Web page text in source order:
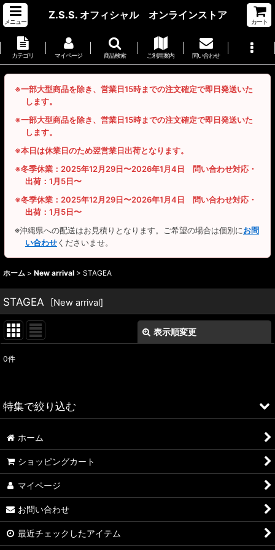
メニュー
Z.S.S. オフィシャル オンラインストア
カート
カテゴリ マイページ 商品検索 ご利用案内 問い合わせ
※一部大型商品を除き、営業日15時までの注文確定で即日発送いた
します。
※一部大型商品を除き、営業日15時までの注文確定で即日発送いた
します。
※本日は休業日のため翌営業日出荷となります。
※冬季休業：2025年12月29日〜2026年1月4日 問い合わせ対応・
出荷：1月5日〜
※冬季休業：2025年12月29日〜2026年1月4日 問い合わせ対応・
出荷：1月5日〜
※沖縄県への配送はお見積りとなります。ご希望の場合は個別にお問
い合わせくださいませ。
ホーム > New arrival > STAGEA
STAGEA [New arrival]
表示順変更
並び順:
0件
特集で絞り込む
ALFA ROMEO > 156
ALFA ROMEO > 147
ALFA ROMEO > 159
A4
ホーム
ショッピングカート
マイページ
お問い合わせ
最近チェックしたアイテム